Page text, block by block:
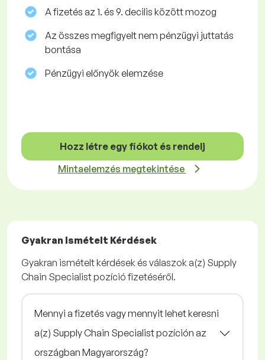
A fizetés az 1. és 9. decilis között mozog
Az összes megfigyelt nem pénzügyi juttatás
bontása
Pénzügyi előnyök elemzése
Hozz létre egy fiókot és rendelj
Mintaelemzés megtekintése
Gyakran Ismételt Kérdések
Gyakran ismételt kérdések és válaszok a(z) Supply
Chain Specialist pozíció fizetéséről.
Mennyi a fizetés vagy mennyit lehet keresni
a(z) Supply Chain Specialist pozíción az
országban Magyarország?